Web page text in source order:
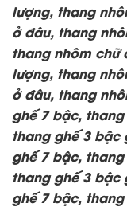
lượng, thang
ở đâu, thang
thang nhôm chữ
lượng, thang
ở đâu, thang
ghế 7 bậc,
thang ghế 3 bậc
ghế 7 bậc,
thang ghế 3 bậc
ghế 7 bậc,